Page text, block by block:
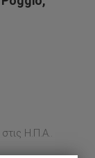
Η.Π.Α..